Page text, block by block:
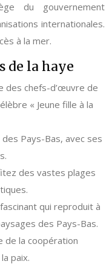
du gouvernement
internationales.
à la mer.
de la haye
des chefs-d’œuvre de
« Jeune fille à la
Pays-Bas, avec ses
des vastes plages
qui reproduit à
des Pays-Bas.
de la coopération
paix.